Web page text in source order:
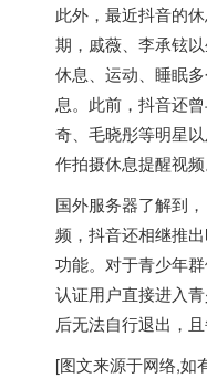
此外，最近抖音的
期，戚薇、李承铉
休息、运动、睡眠
息。此前，抖音还
奇、毛晓彤等明星
作拍摄休息提醒视频
国外服务器了解到
频，抖音还相继推
功能。对于青少年
认证用户直接进入
后无法自行退出，
[图文来源于网络,如